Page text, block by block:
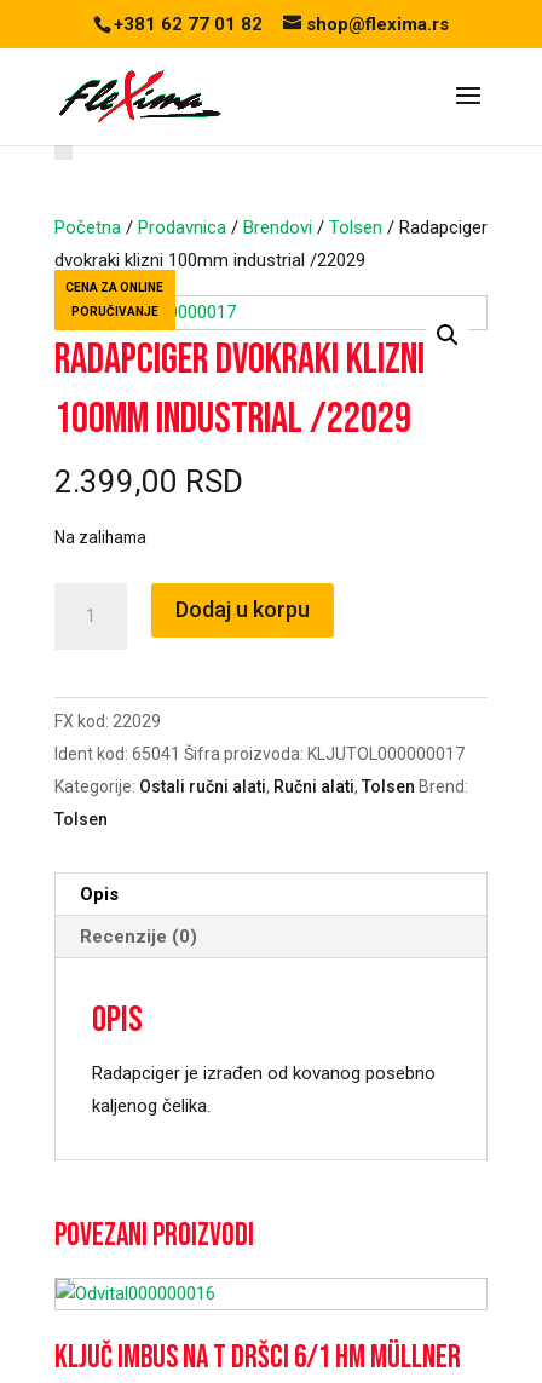
+381 62 77 01 82 shop@flexima.rs
Početna/ Prodavnica/ Brendovi/ Tolsen / Radapciger
dvokraki klizni 100mm industrial /22029
CENA ZA ONLINE
PORUČIVANJE
Radapciger dvokraki klizni
100mm industrial /22029
2.399,00 RSD
Na zalihama
100mm
industrial
/22029
količina
Dodaj u korpu
FX kod: 22029
Ident kod: 65041 Šifra proizvoda: KLJUTOL000000017
Kategorije: Ostali ručni alati, Ručni alati, Tolsen Brend:
Tolsen
Opis
Recenzije (0)
Opis
Radapciger je izrađen od kovanog posebno
kaljenog čelika.
Povezani proizvodi
Ključ imbus na T dršci 6/1 HM Müllner